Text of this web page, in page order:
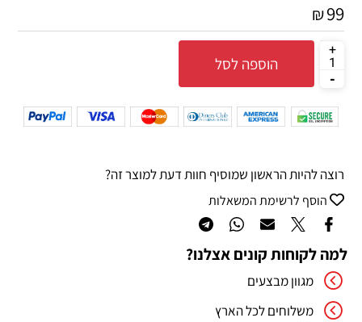
₪99
הוספה לסל
רוצה להיות הראשון שמוסיף חוות דעת למוצר זה?
הוסף לרשימת המשאלות
למה לקוחות קונים אצלנו?
מגוון מבצעים
משלוחים לכל הארץ